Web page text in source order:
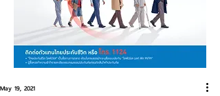
May 19, 2021